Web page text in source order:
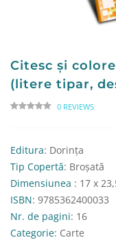
Citesc și
(litere tipar,
0 REVIEWS
Editura: Dorința
Tip Copertă: Broșată
Dimensiunea : 17 x
ISBN: 9785362400033
Nr. de pagini: 16
Categorie: Carte